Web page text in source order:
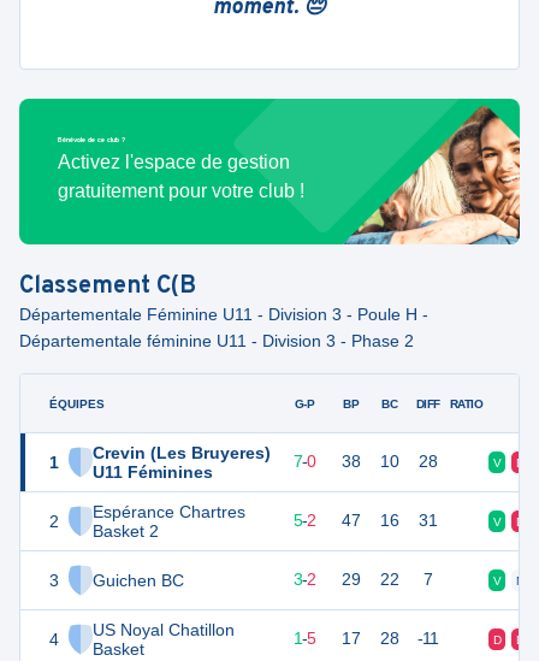
moment. 😔
Bénévole de ce club ?
Activez l'espace de gestion
gratuitement pour votre club !
Classement C(B
Départementale Féminine U11 - Division 3 - Poule H -
Départementale féminine U11 - Division 3 - Phase 2
ÉQUIPES
1
Crevin (Les Bruyeres)
U11 Féminines
2
Espérance Chartres
Basket 2
3 Guichen BC
4
US Noyal Chatillon
Basket
G-P BP BC DIFF RATIO
21 7 7-0 38 10 28 V D
17 5-2 47 16 31 V D
3-2 29 22 7 V N
10 1-5 17 28 -11 D D